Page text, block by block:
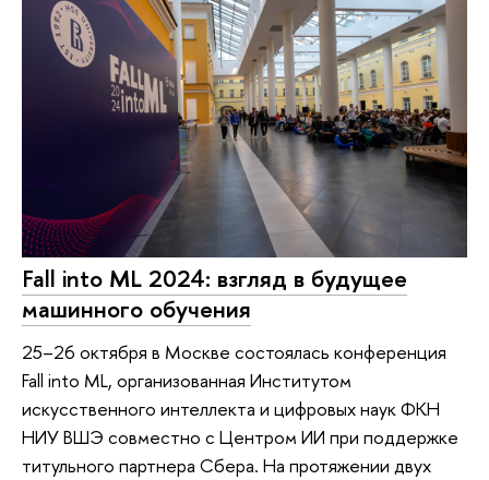
Fall into ML 2024: взгляд в будущее
машинного обучения
25–26 октября в Москве состоялась конференция
Fall into ML, организованная Институтом
искусственного интеллекта и цифровых наук ФКН
НИУ ВШЭ совместно с Центром ИИ при поддержке
титульного партнера Сбера. На протяжении двух